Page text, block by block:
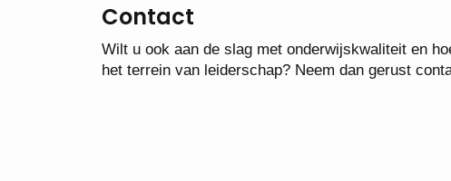
Contact
Wilt u ook aan de slag met onderwijskwaliteit en
het terrein van leiderschap? Neem dan gerust